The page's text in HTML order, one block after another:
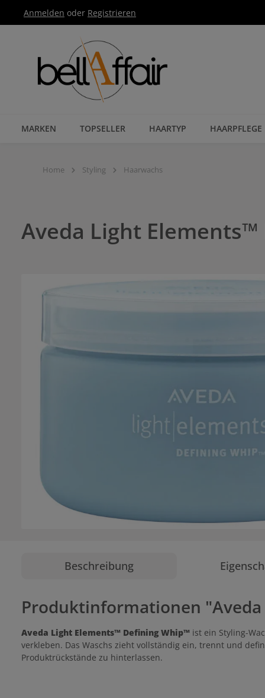
Hauptnavigation springen
Anmelden oder Registrieren
MARKEN TOPSELLER HAARTYP HAARPFLEGE
Home Styling Haarwachs
Aveda Light
Beschreibung
Produktinformationen
Aveda Light Elements™ Defining Whip™ ist ein Styling-
verkleben. Das Waschs zieht vollständig ein, trennt und
Produktrückstände zu hinterlassen.